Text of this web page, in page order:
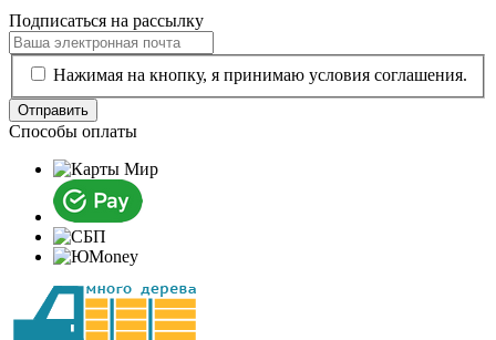
Подписаться на рассылку
Нажимая на кнопку, я принимаю условия соглашения.
Отправить
Способы оплаты